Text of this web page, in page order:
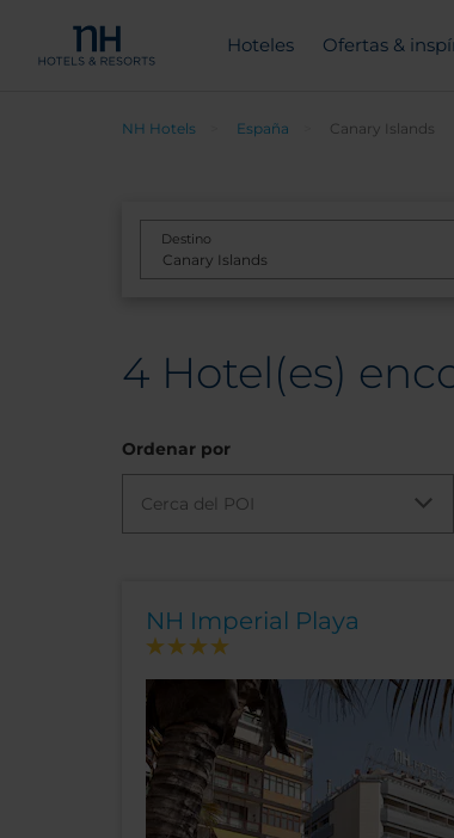
Hoteles Ofertas &
NH Hotels España Canary Islands
Destino
4 Hotel(es)
Ordenar por
Cerca del POI
NH Imperial Playa